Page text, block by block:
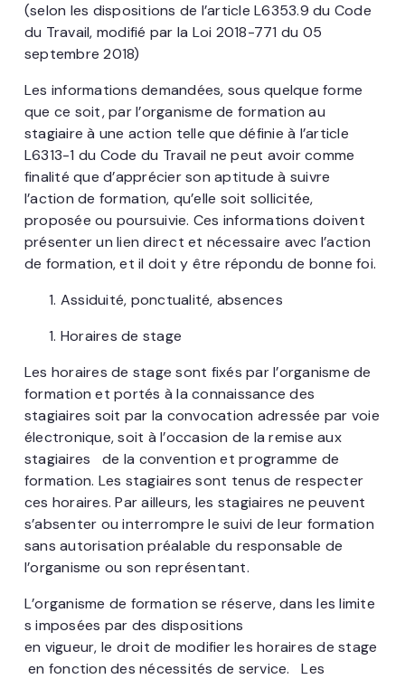
(selon les dispositions de l’article L6353.9 du Code
du Travail, modifié par la Loi 2018-771 du 05
septembre 2018)
Les informations demandées, sous quelque forme
que ce soit, par l’organisme de formation au
stagiaire à une action telle que définie à l’article
L6313-1 du Code du Travail ne peut avoir comme
finalité que d’apprécier son aptitude à suivre
l’action de formation, qu’elle soit sollicitée,
proposée ou poursuivie. Ces informations doivent
présenter un lien direct et nécessaire avec l’action
de formation, et il doit y être répondu de bonne foi.
Assiduité, ponctualité, absences
Horaires de stage
Les horaires de stage sont fixés par l’organisme de
formation et portés à la connaissance des
stagiaires soit par la convocation adressée par voie
électronique, soit à l’occasion de la remise aux
stagiaires de la convention et programme de
formation. Les stagiaires sont tenus de respecter
ces horaires. Par ailleurs, les stagiaires ne peuvent
s’absenter ou interrompre le suivi de leur formation
sans autorisation préalable du responsable de
l’organisme ou son représentant.
L’organisme de formation se réserve, dans les limite
s imposées par des dispositions
en vigueur, le droit de modifier les horaires de stage
en fonction des nécessités de service. Les